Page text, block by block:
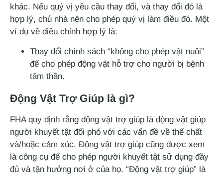
khác. Nếu quý vị yêu cầu thay đổi, và thay đổi đó là
hợp lý, chủ nhà nên cho phép quý vị làm điều đó. Một
ví dụ về điều chỉnh hợp lý là:
Thay đổi chính sách “không cho phép vật nuôi”
để cho phép động vật hỗ trợ cho người bị bệnh
tâm thần.
Động Vật Trợ Giúp là gì?
FHA quy định rằng động vật trợ giúp là động vật giúp
người khuyết tật đối phó với các vấn đề về thể chất
và/hoặc cảm xúc. Động vật trợ giúp cũng được xem
là công cụ để cho phép người khuyết tật sử dụng đầy
đủ và tận hưởng nơi ở của họ. “Động vật trợ giúp” là